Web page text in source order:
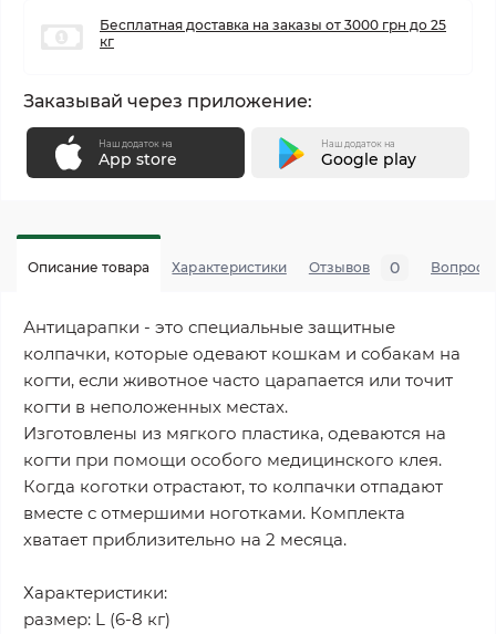
Бесплатная доставка на заказы от 3000 грн до 25
кг
Заказывай через приложение:
Наш додаток на
App store
Наш додаток на
Google play
Описание товара Характеристики Отзывов 0 Вопросы
Антицарапки - это специальные защитные
колпачки, которые одевают кошкам и собакам на
когти, если животное часто царапается или точит
когти в неположенных местах.
Изготовлены из мягкого пластика, одеваются на
когти при помощи особого медицинского клея.
Когда коготки отрастают, то колпачки отпадают
вместе с отмершими ноготками. Комплекта
хватает приблизительно на 2 месяца.
Характеристики:
размер: L (6-8 кг)